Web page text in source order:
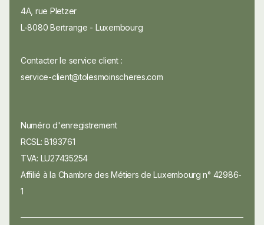
4A, rue Pletzer
L-8080 Bertrange - Luxembourg
Contacter le service client :
service-client@tolesmoinscheres.com
Numéro d'enregistrement
RCSL: B193761
TVA: LU27435254
Affilié à la Chambre des Métiers de Luxembourg n° 42986-
1